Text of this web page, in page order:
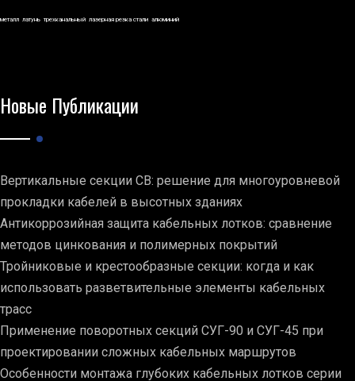
металл латунь трехканальный лазерная резка стали алюминий
Новые Публикации
Вертикальные секции СВ: решение для многоуровневой
прокладки кабелей в высотных зданиях
Антикоррозийная защита кабельных лотков: сравнение
методов цинкования и полимерных покрытий
Тройниковые и крестообразные секции: когда и как
использовать разветвительные элементы кабельных
трасс
Применение поворотных секций СУГ-90 и СУГ-45 при
проектировании сложных кабельных маршрутов
Особенности монтажа глубоких кабельных лотков серии